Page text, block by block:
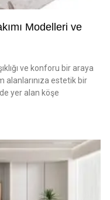
Modelleri ve
ve konforu bir araya
alanlarınıza estetik bir
yer alan köşe